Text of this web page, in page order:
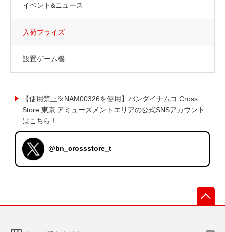
イベント&ニュース
入荷プライズ
設置ゲーム機
【使用禁止※NAM00326を使用】バンダイナムコ Cross
Store 東京 アミューズメントエリアの公式SNSアカウント
はこちら！
@bn_crossstore_t